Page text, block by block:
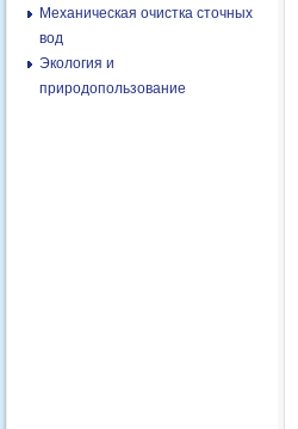
Механическая очистка сточных
вод
Экология и
природопользование